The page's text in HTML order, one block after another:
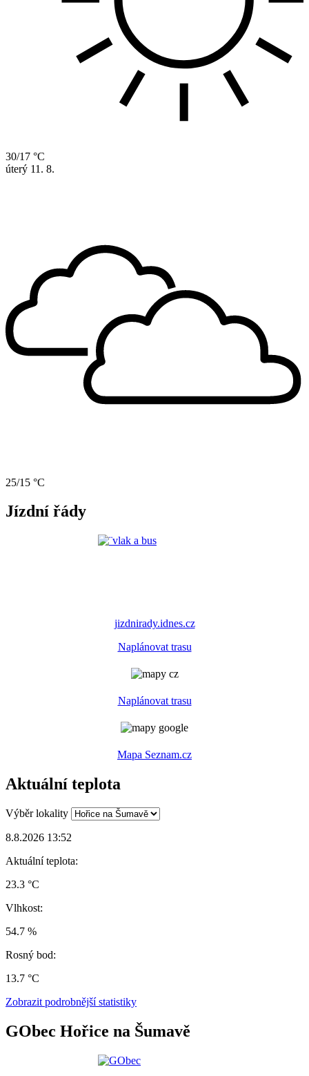
30/17 °C
úterý 11. 8.
25/15 °C
Jízdní řády
jizdnirady.idnes.cz
Naplánovat trasu
Naplánovat trasu
Mapa Seznam.cz
Aktuální teplota
Výběr lokality
8.8.2026 13:52
Aktuální teplota:
23.3 °C
Vlhkost:
54.7 %
Rosný bod:
13.7 °C
Zobrazit podrobnější statistiky
GObec Hořice na Šumavě